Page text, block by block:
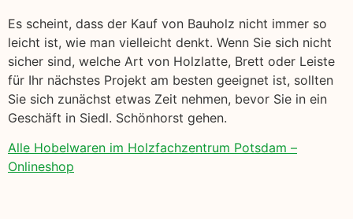
Es scheint, dass der Kauf von Bauholz nicht immer so
leicht ist, wie man vielleicht denkt. Wenn Sie sich nicht
sicher sind, welche Art von Holzlatte, Brett oder Leiste
für Ihr nächstes Projekt am besten geeignet ist, sollten
Sie sich zunächst etwas Zeit nehmen, bevor Sie in ein
Geschäft in Siedl. Schönhorst gehen.
Alle Hobelwaren im Holzfachzentrum Potsdam –
Onlineshop